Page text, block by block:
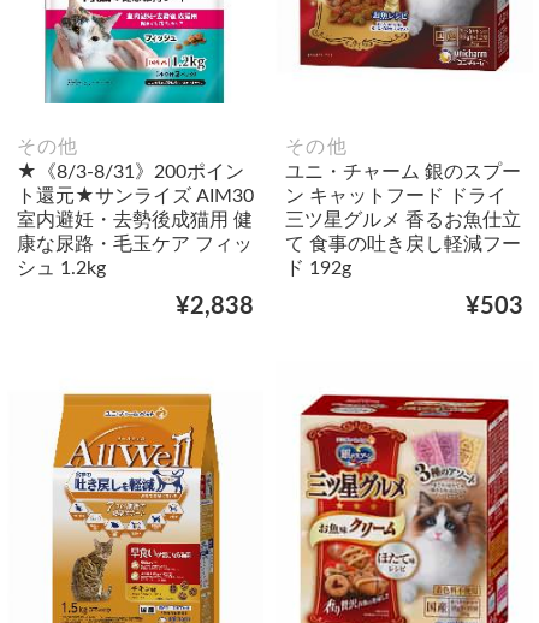
その他
★《8/3-8/31》200ポイン
ト還元★サンライズ AIM30
室内避妊・去勢後成猫用 健
康な尿路・毛玉ケア フィッ
シュ 1.2kg
¥2,838
その他
ユニ・チャーム 銀のスプー
ン キャットフード ドライ
三ツ星グルメ 香るお魚仕立
て 食事の吐き戻し軽減フー
ド 192g
¥503